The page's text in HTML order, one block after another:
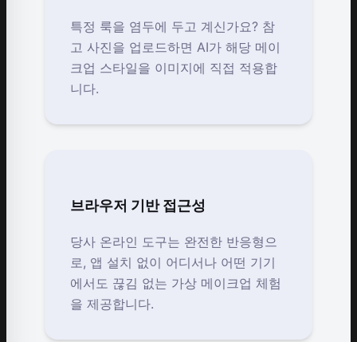
특정 룩을 염두에 두고 계신가요? 참
고 사진을 업로드하면 AI가 해당 메이
크업 스타일을 이미지에 직접 적용합
니다.
브라우저 기반 접근성
당사 온라인 도구는 완전한 반응형으
로, 앱 설치 없이 어디서나 어떤 기기
에서도 끊김 없는 가상 메이크업 체험
을 제공합니다.